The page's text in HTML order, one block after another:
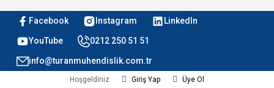
Facebook Instagram LinkedIn
YouTube 0212 250 51 51
info@turanmuhendislik.com.tr
Hoşgeldiniz Giriş Yap Üye Ol